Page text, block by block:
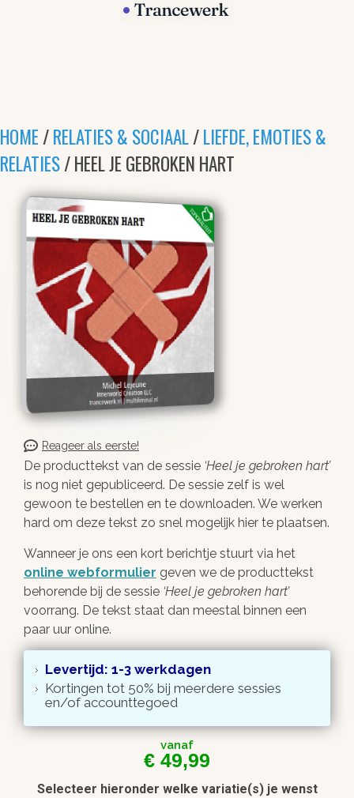
HOME/RELATIES & SOCIAAL/LIEFDE, EMOTIES &
RELATIES/ HEEL JE GEBROKEN HART
Reageer als eerste!
De producttekst van de sessie Heel je gebroken hart
is nog niet gepubliceerd. De sessie zelf is wel
gewoon te bestellen en te downloaden. We werken
hard om deze tekst zo snel mogelijk hier te plaatsen.
Wanneer je ons een kort berichtje stuurt via het
online webformulier geven we de producttekst
behorende bij de sessie Heel je gebroken hart
voorrang. De tekst staat dan meestal binnen een
paar uur online.
Levertijd: 1-3 werkdagen
Kortingen tot 50% bij meerdere sessies
en/of accounttegoed
vanaf
€ 49,99
Selecteer hieronder welke variatie(s) je wenst